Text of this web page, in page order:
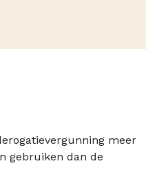
meer
gebruiken dan de